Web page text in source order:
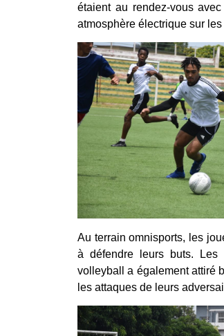
étaient au rendez-vous
atmosphère électrique sur les
Au terrain omnisports, les
à défendre leurs buts. Les
volleyball a également attiré
les attaques de leurs